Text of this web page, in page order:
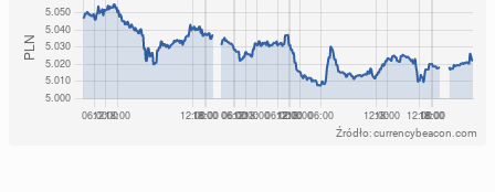
Źródło: currencybeacon.com